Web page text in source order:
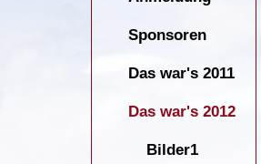
Sponsoren
Das war's 2011
Das war's 2012
Bilder1